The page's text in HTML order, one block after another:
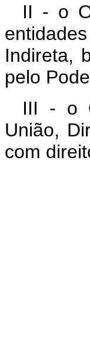
II - o
Indireta,
pelo
III - o
União,
com